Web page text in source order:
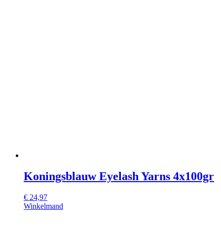
Koningsblauw Eyelash Yarns 4x100gr
€ 24,97
Winkelmand